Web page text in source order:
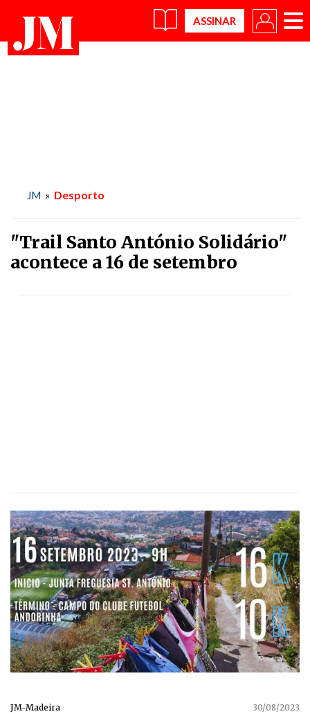
×
JM » Desporto
"Trail Santo António Solidário"
acontece a 16 de setembro
JM-Madeira 30/08/2023